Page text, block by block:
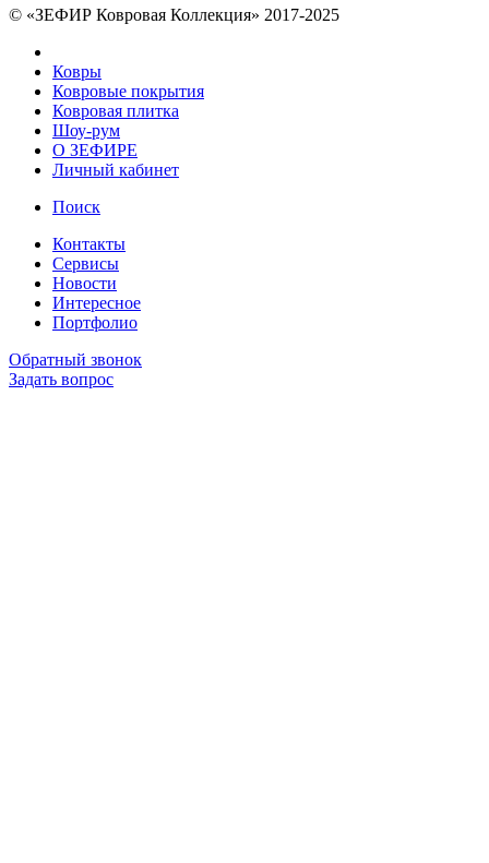
© «ЗЕФИР Ковровая Коллекция» 2017-2025
Ковры
Ковровые покрытия
Ковровая плитка
Шоу-рум
О ЗЕФИРЕ
Личный кабинет
Поиск
Контакты
Сервисы
Новости
Интересное
Портфолио
Обратный звонок
Задать вопрос